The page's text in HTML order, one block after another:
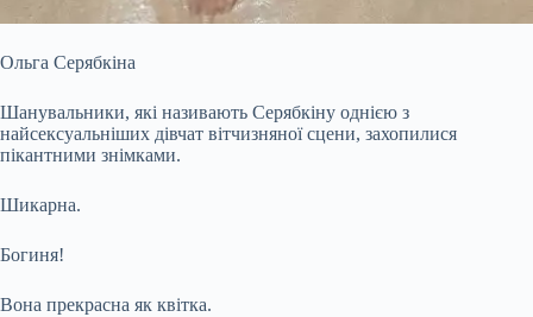
Ольга Серябкіна
Шанувальники, які називають Серябкіну однією з
найсексуальніших дівчат вітчизняної сцени, захопилися
пікантними знімками.
Шикарна.
Богиня!
Вона прекрасна як квітка.